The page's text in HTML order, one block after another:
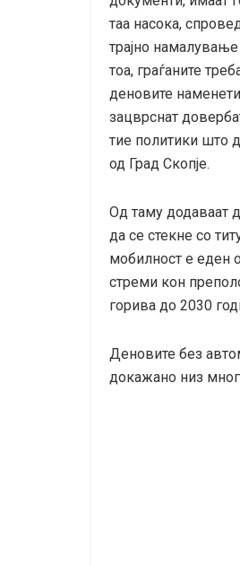
таа насока,
трајно
тоа, граѓаните
деновите
зaцврснат
тие политики што
од Град Скопје.
Од таму додаваат
да се стекне со
мобилност е еден
стреми кон
горива до 2030
Деновите без
докажано низ